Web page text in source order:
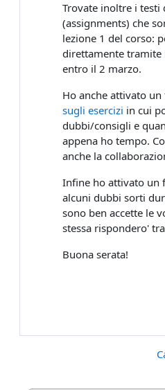
Trovate inoltre i testi
(assignments) che
lezione 1 del corso:
direttamente
entro il 2 marzo.
Ho anche attivato
sugli esercizi in cui
dubbi/consigli e
appena ho tempo.
anche la
Infine ho attivato un
alcuni dubbi sorti
sono ben accette le
stessa rispondero'
Buona serata!